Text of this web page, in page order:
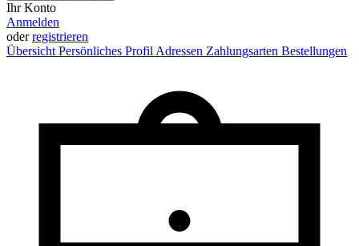
Ihr Konto
Anmelden
oderregistrieren
Übersicht Persönliches Profil Adressen Zahlungsarten Bestellungen